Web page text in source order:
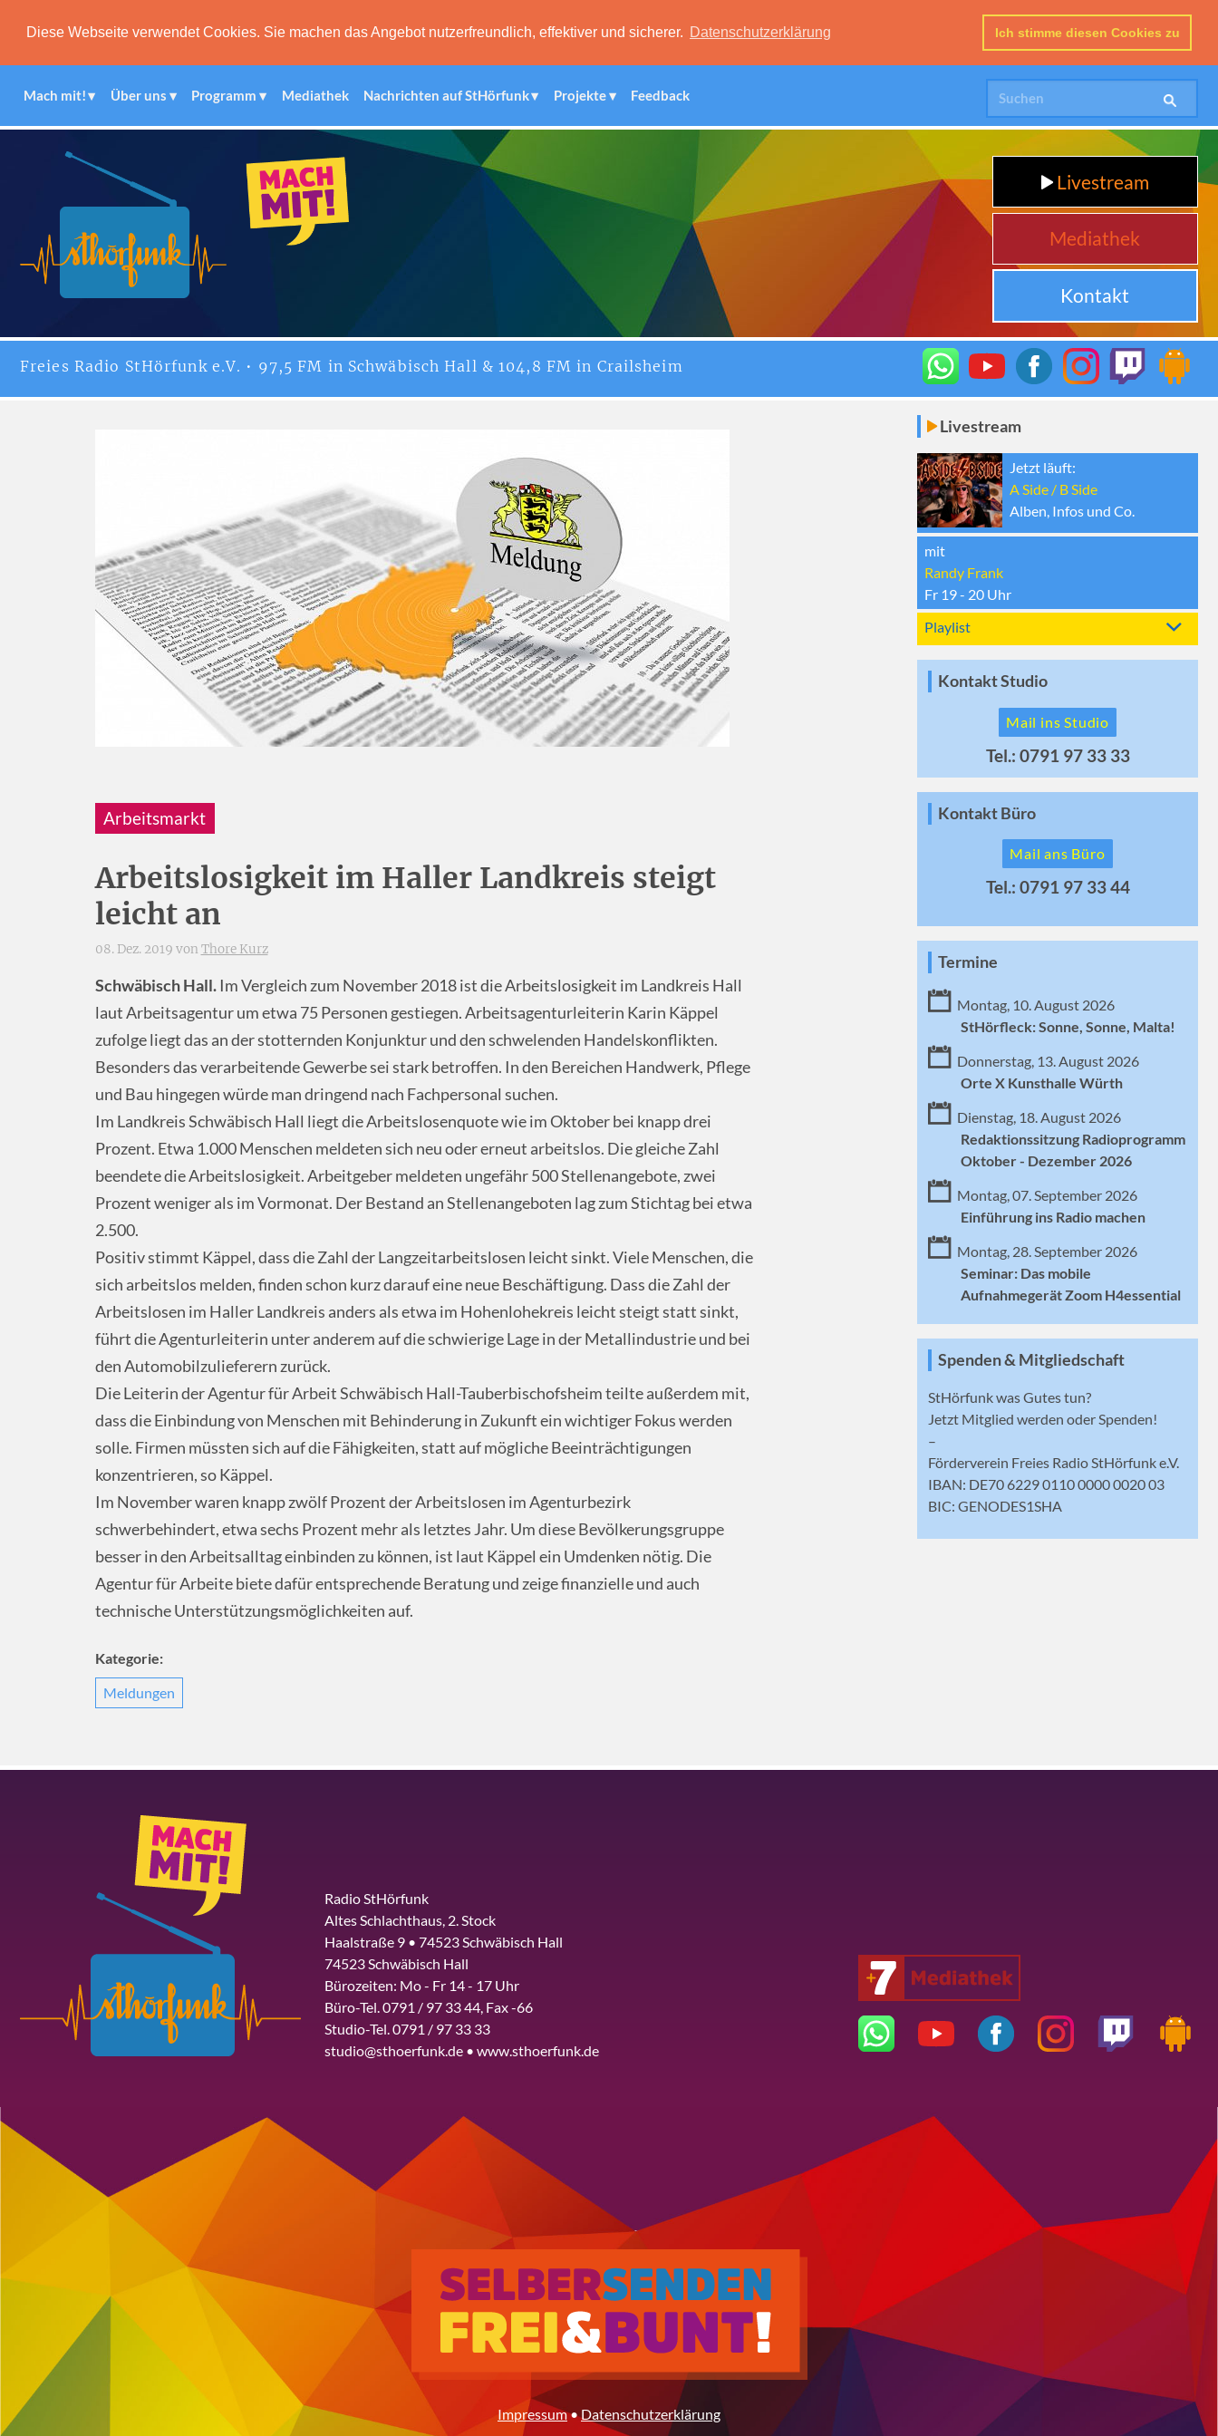
Diese Webseite verwendet Cookies. Sie machen das Angebot nutzerfreundlich, effektiver und sicherer. Datenschutzerklärung Ich stimme diesen Cookies zu
Mach mit! Über uns Programm Mediathek Nachrichten auf StHörfunk Projekte Feedback
Livestream
Mediathek
Kontakt
Freies Radio StHörfunke.V. • 97,5 FM in Schwäbisch Hall & 104,8 FM in Crailsheim
Arbeitsmarkt
Arbeitslosigkeit im Haller Landkreis steigt
leicht an
08. Dez. 2019 von Thore Kurz
Schwäbisch Hall.Im Vergleich zum November 2018 ist die Arbeitslosigkeit im Landkreis Hall
laut Arbeitsagentur um etwa 75 Personen gestiegen. Arbeitsagenturleiterin Karin Käppel
zufolge liegt das an der stotternden Konjunktur und den schwelenden Handelskonflikten.
Besonders das verarbeitende Gewerbe sei stark betroffen. In den Bereichen Handwerk, Pflege
und Bau hingegen würde man dringend nach Fachpersonal suchen.
Im Landkreis Schwäbisch Hall liegt die Arbeitslosenquote wie im Oktober bei knapp drei
Prozent. Etwa 1.000 Menschen meldeten sich neu oder erneut arbeitslos. Die gleiche Zahl
beendete die Arbeitslosigkeit. Arbeitgeber meldeten ungefähr 500 Stellenangebote, zwei
Prozent weniger als im Vormonat. Der Bestand an Stellenangeboten lag zum Stichtag bei etwa
2.500.
Positiv stimmt Käppel, dass die Zahl der Langzeitarbeitslosen leicht sinkt. Viele Menschen, die
sich arbeitslos melden, finden schon kurz darauf eine neue Beschäftigung. Dass die Zahl der
Arbeitslosen im Haller Landkreis anders als etwa im Hohenlohekreis leicht steigt statt sinkt,
führt die Agenturleiterin unter anderem auf die schwierige Lage in der Metallindustrie und bei
den Automobilzulieferern zurück.
Die Leiterin der Agentur für Arbeit Schwäbisch Hall-Tauberbischofsheim teilte außerdem mit,
dass die Einbindung von Menschen mit Behinderung in Zukunft ein wichtiger Fokus werden
solle. Firmen müssten sich auf die Fähigkeiten, statt auf mögliche Beeinträchtigungen
konzentrieren, so Käppel.
Im November waren knapp zwölf Prozent der Arbeitslosen im Agenturbezirk
schwerbehindert, etwa sechs Prozent mehr als letztes Jahr. Um diese Bevölkerungsgruppe
besser in den Arbeitsalltag einbinden zu können, ist laut Käppel ein Umdenken nötig. Die
Agentur für Arbeite biete dafür entsprechende Beratung und zeige finanzielle und auch
technische Unterstützungsmöglichkeiten auf.
Kategorie:
Meldungen
Livestream
Jetzt läuft:
A Side / B Side
Alben, Infos und Co.
mit
Randy Frank
Fr 19 - 20 Uhr
Playlist
Kontakt Studio
Mail ins Studio
Tel.: 0791 97 33 33
Kontakt Büro
Mail ans Büro
Tel.: 0791 97 33 44
Termine
Montag, 10. August 2026
StHörfleck: Sonne, Sonne, Malta!
Donnerstag, 13. August 2026
Orte X Kunsthalle Würth
Dienstag, 18. August 2026
Redaktionssitzung Radioprogramm
Oktober - Dezember 2026
Montag, 07. September 2026
Einführung ins Radio machen
Montag, 28. September 2026
Seminar: Das mobile
Aufnahmegerät Zoom H4essential
Spenden & Mitgliedschaft
StHörfunk was Gutes tun?
Jetzt Mitglied werden oder Spenden!
–
Förderverein Freies Radio StHörfunk e.V.
IBAN: DE70 6229 0110 0000 0020 03
BIC: GENODES1SHA
Radio StHörfunk
Altes Schlachthaus, 2. Stock
Haalstraße 9 • 74523 Schwäbisch Hall
74523 Schwäbisch Hall
Bürozeiten: Mo - Fr 14 - 17 Uhr
Büro-Tel. 0791 / 97 33 44, Fax -66
Studio-Tel. 0791 / 97 33 33
studio@sthoerfunk.de • www.sthoerfunk.de
Impressum•Datenschutzerklärung